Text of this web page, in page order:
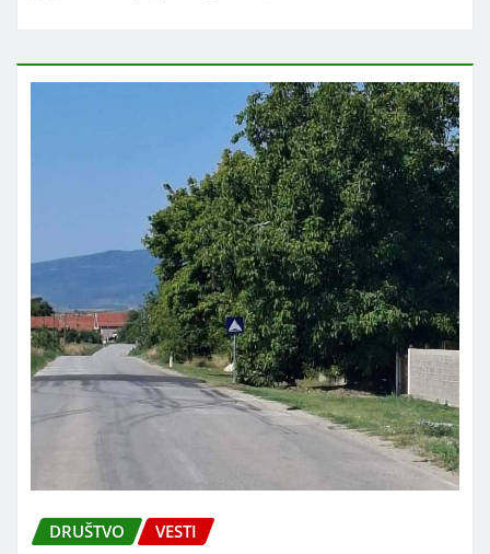
DRUŠTVO VESTI